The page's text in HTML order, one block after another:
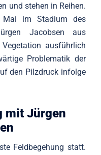
und stehen in Reihen.
Mai im Stadium des
Jacobsen aus
ausführlich
Problematik der
den Pilzdruck infolge
mit Jürgen
Feldbegehung statt.